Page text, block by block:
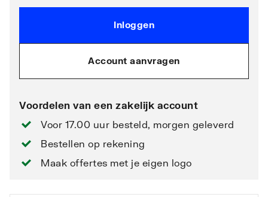
Inloggen
Account aanvragen
Voordelen van een zakelijk account
Voor 17.00 uur besteld, morgen geleverd
Bestellen op rekening
Maak offertes met je eigen logo